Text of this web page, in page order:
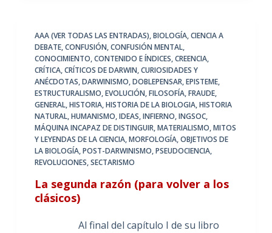
AAA (VER TODAS LAS ENTRADAS),BIOLOGÍA,CIENCIA A
DEBATE,CONFUSIÓN,CONFUSIÓN MENTAL,
CONOCIMIENTO,CONTENIDO E ÍNDICES,CREENCIA,
CRÍTICA,CRÍTICOS DE DARWIN,CURIOSIDADES Y
ANÉCDOTAS,DARWINISMO,DOBLEPENSAR,EPISTEME,
ESTRUCTURALISMO,EVOLUCIÓN,FILOSOFÍA,FRAUDE,
GENERAL,HISTORIA,HISTORIA DE LA BIOLOGIA,HISTORIA
NATURAL,HUMANISMO,IDEAS,INFIERNO,INGSOC,
MÁQUINA INCAPAZ DE DISTINGUIR,MATERIALISMO,MITOS
Y LEYENDAS DE LA CIENCIA,MORFOLOGÍA,OBJETIVOS DE
LA BIOLOGÍA,POST-DARWINISMO,PSEUDOCIENCIA,
REVOLUCIONES,SECTARISMO
La segunda razón (para volver a los
clásicos)
Al final del capítulo I de su libro